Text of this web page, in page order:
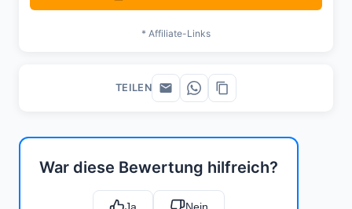
War diese Bewertung hilfreich?
* Affiliate-Links
TEILEN